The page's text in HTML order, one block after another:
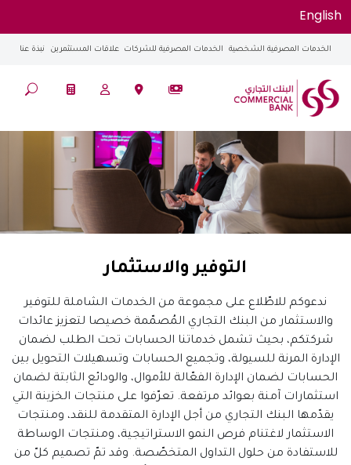
English
الخدمات المصرفية الشخصية الخدمات المصرفية للشركات علاقات المستثمرين نبذة عنا
التوفير والاستثمار
ندعوكم للاطّلاع على مجموعة من الخدمات الشاملة للتوفير
والاستثمار من البنك التجاري المُصمّمة خصيصا لتعزيز عائدات
شركتكم، بحيث تشمل خدماتنا الحسابات تحت الطلب لضمان
الإدارة المرنة للسيولة، وتجميع الحسابات وتسهيلات التحويل بين
الحسابات لضمان الإدارة الفعّالة للأموال، والودائع الثابتة لضمان
استثمارات آمنة بعوائد مرتفعة. تعرّفوا على منتجات الخزينة التي
يقدّمها البنك التجاري من أجل الإدارة المتقدمة للنقد، ومنتجات
الاستثمار لاغتنام فرص النمو الاستراتيجية، ومنتجات الوساطة
للاستفادة من حلول التداول المتخصّصة. وقد تمّ تصميم كلّ من